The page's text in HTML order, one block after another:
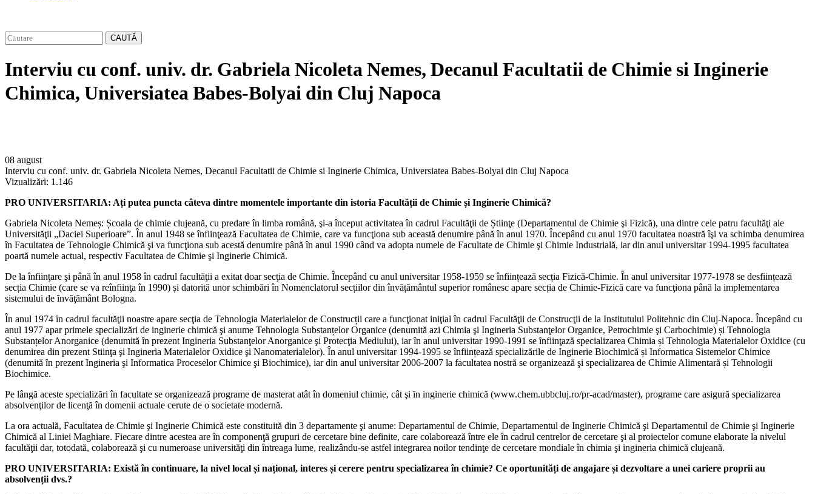
CAUTĂ
Interviu cu conf. univ. dr. Gabriela Nicoleta Nemes, Decanul Facultatii de Chimie si Inginerie
Chimica, Universiatea Babes-Bolyai din Cluj Napoca
08 august
Interviu cu conf. univ. dr. Gabriela Nicoleta Nemes, Decanul Facultatii de Chimie si Inginerie Chimica, Universiatea Babes-Bolyai din Cluj Napoca
Vizualizări: 1.146
PRO UNIVERSITARIA: Ați putea puncta câteva dintre momentele importante din istoria Facultății de Chimie și Inginerie Chimică?
Gabriela Nicoleta Nemeș: Școala de chimie clujeană, cu predare în limba română, şi-a început activitatea în cadrul Facultăţii de Știinţe (Departamentul de Chimie şi Fizică), una dintre cele patru facultăţi ale
Universităţii „Daciei Superioare”. În anul 1948 se înfiinţează Facultatea de Chimie, care va funcţiona sub această denumire până în anul 1970. Începând cu anul 1970 facultatea noastră îşi va schimba denumirea
în Facultatea de Tehnologie Chimică şi va funcţiona sub acestă denumire până în anul 1990 când va adopta numele de Facultate de Chimie şi Chimie Industrială, iar din anul universitar 1994-1995 facultatea
poartă numele actual, respectiv Facultatea de Chimie şi Inginerie Chimică.
De la înfiinţare şi până în anul 1958 în cadrul facultăţii a exitat doar secţia de Chimie. Începând cu anul universitar 1958-1959 se înființează secția Fizică-Chimie. În anul universitar 1977-1978 se desființează
secția Chimie (care se va reînfiinţa în 1990) și datorită unor schimbări în Nomenclatorul secțiilor din învățământul superior românesc apare secția de Chimie-Fizică care va funcţiona până la implementarea
sistemului de ȋnvăţământ Bologna.
În anul 1974 ȋn cadrul facultăţii noastre apare secţia de Tehnologia Materialelor de Construcții care a funcţionat iniţial în cadrul Facultăţii de Construcţii de la Institutului Politehnic din Cluj-Napoca. Începând cu
anul 1977 apar primele specializări de inginerie chimică şi anume Tehnologia Substanțelor Organice (denumită azi Chimia şi Ingineria Substanţelor Organice, Petrochimie şi Carbochimie) și Tehnologia
Substanțelor Anorganice (denumită în prezent Ingineria Substanţelor Anorganice şi Protecţia Mediului), iar în anul universitar 1990-1991 se ȋnfiinţază specializarea Chimia și Tehnologia Materialelor Oxidice (cu
denumirea din prezent Stiinţa şi Ingineria Materialelor Oxidice şi Nanomaterialelor). În anul universitar 1994-1995 se înființează specializările de Inginerie Biochimică și Informatica Sistemelor Chimice
(denumită ȋn prezent Ingineria şi Informatica Proceselor Chimice şi Biochimice), iar din anul universitar 2006-2007 la facultatea nostră se organizează şi specializarea de Chimie Alimentară și Tehnologii
Biochimice.
Pe lângă aceste specializări în facultate se organizează programe de masterat atât în domeniul chimie, cât şi ȋn inginerie chimică (www.chem.ubbcluj.ro/pr-acad/master), programe care asigură specializarea
absolvenţilor de licenţă în domenii actuale cerute de o societate modernă.
La ora actuală, Facultatea de Chimie şi Inginerie Chimică este constituită din 3 departamente şi anume: Departamentul de Chimie, Departamentul de Inginerie Chimică şi Departamentul de Chimie şi Inginerie
Chimică al Liniei Maghiare. Fiecare dintre acestea are în componenţă grupuri de cercetare bine definite, care colaborează între ele în cadrul centrelor de cercetare şi al proiectelor comune elaborate la nivelul
facultăţii dar, totodată, colaborează şi cu numeroase universităţi din întreaga lume, realizându-se astfel integrarea noilor tendinţe de cercetare mondiale în chimia şi ingineria chimică clujeană.
PRO UNIVERSITARIA: Există în continuare, la nivel local și național, interes și cerere pentru specializarea în chimie? Ce oportunități de angajare și dezvoltare a unei cariere proprii au
absolvenții dvs.?